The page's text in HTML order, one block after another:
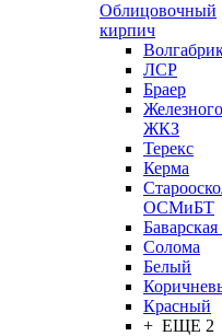
Облицовочный
кирпич
ЛСР
Браер
ЖКЗ
Терекс
Керма
ОСМиБТ
Баварская
Солома
Белый
Красный
+ ЕЩЕ 2